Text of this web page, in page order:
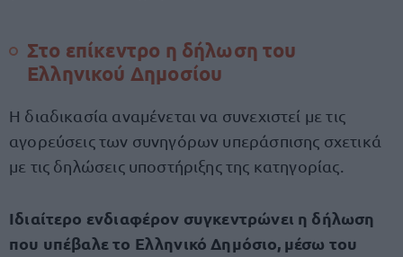
Στο επίκεντρο η δήλωση του
Ελληνικού Δημοσίου
Η διαδικασία αναμένεται να συνεχιστεί με τις
αγορεύσεις των συνηγόρων υπεράσπισης σχετικά
με τις δηλώσεις υποστήριξης της κατηγορίας.
Ιδιαίτερο ενδιαφέρον συγκεντρώνει η δήλωση
που υπέβαλε το Ελληνικό Δημόσιο, μέσω του